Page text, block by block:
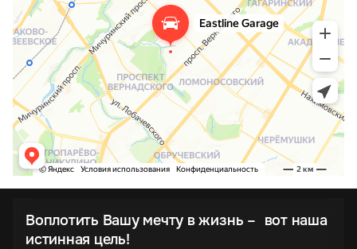
Воплотить Вашу мечту в жизнь – вот наша
истинная цель!